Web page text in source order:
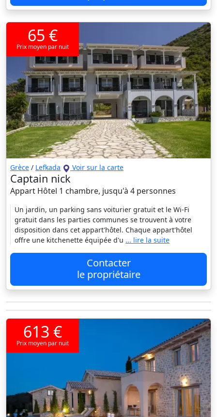
65 €
Prix moyen par nuit
Grèce / Lefkada Voir sur la carte
Captain nick
Appart Hôtel 1 chambre, jusqu'à 4 personnes
Un jardin, un parking sans voiturier gratuit et le Wi-Fi
gratuit dans les parties communes se trouvent à votre
disposition dans cet appart'hôtel. Chaque appart'hôtel
offre une kitchenette équipée d'u ... lire la suite
Contacter
le propriétaire
613 €
Prix moyen par nuit